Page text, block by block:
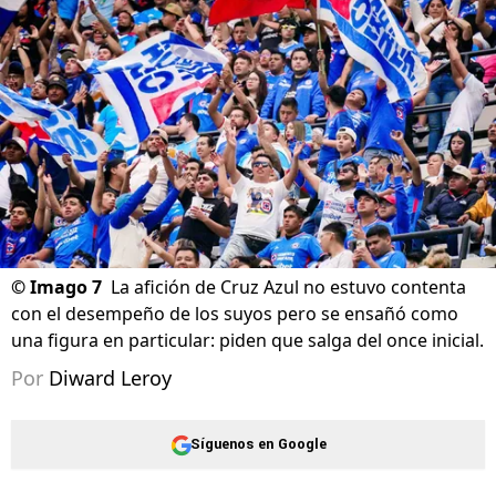
©Imago 7 La afición de Cruz Azul no estuvo contenta
con el desempeño de los suyos pero se ensañó como
una figura en particular: piden que salga del once inicial.
Por Diward Leroy
Síguenos en Google